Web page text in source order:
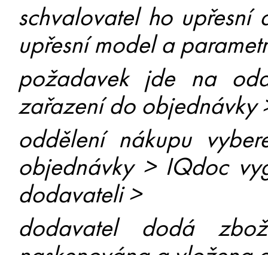
schvalovatel ho
upřesní model a
požadavek jde na
zařazení do objednávky
oddělení nákupu
objednávky > IQdoc
dodavateli >
dodavatel dodá